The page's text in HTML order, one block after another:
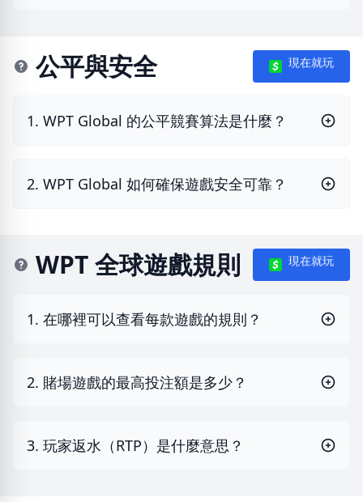
公平與安全 現在就玩
1. WPT Global 的公平競賽算法是什麼？
2. WPT Global 如何確保遊戲安全可靠？
WPT 全球遊戲規則 現在就玩
1. 在哪裡可以查看每款遊戲的規則？
2. 賭場遊戲的最高投注額是多少？
3. 玩家返水（RTP）是什麼意思？